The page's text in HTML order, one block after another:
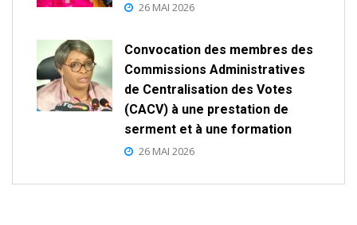
26 MAI 2026
Convocation des membres des
Commissions Administratives
de Centralisation des Votes
(CACV) à une prestation de
serment et à une formation
26 MAI 2026